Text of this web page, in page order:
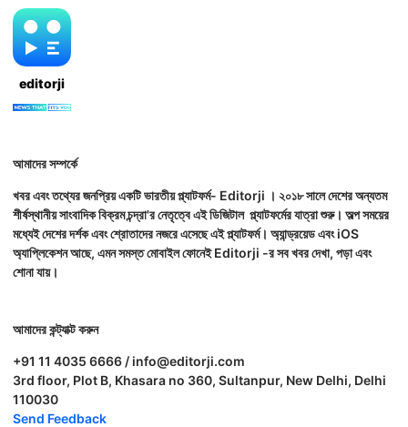
editorji
আমাদের সম্পর্কে
খবর এবং তথ্যের জনপ্রিয় একটি ভারতীয় প্ল্যাটফর্ম- Editorji । ২০১৮ সালে দেশের অন্যতম
শীর্ষস্থানীয় সাংবাদিক বিক্রম চন্দ্রা'র নেতৃত্বে এই ডিজিটাল প্ল্যাটফর্মের যাত্রা শুরু। অল্প সময়ের
মধ্যেই দেশের দর্শক এবং শ্রোতাদের নজরে এসেছে এই প্ল্যাটফর্ম। অ্যান্ড্রয়েড এবং iOS
অ্যাপ্লিকেশন আছে, এমন সমস্ত মোবাইল ফোনেই Editorji -র সব খবর দেখা, পড়া এবং
শোনা যায়।
আমাদের কন্ট্যাক্ট করুন
+91 11 4035 6666 / info@editorji.com
3rd floor, Plot B, Khasara no 360, Sultanpur, New Delhi, Delhi
110030
Send Feedback